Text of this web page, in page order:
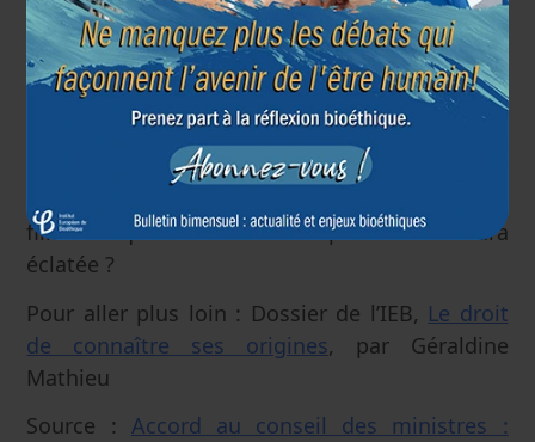
Dans un contexte où le recours à la
procréation artificielle ne cesse d’augmenter, la
question de l’intérêt des enfants conçus avec
les gamètes d’un donneur est en effet majeure.
Mais au-delà de la connaissance de l’identité
du donneur, l’enjeu n’est-il pas aussi de savoir
filiation que le mode de procréation aura
éclatée ?
Pour aller plus loin : Dossier de l’IEB, Le droit
de connaître ses origines, par Géraldine
Mathieu
Source : Accord au conseil des ministres :